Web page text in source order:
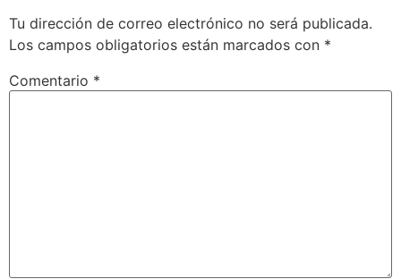
Tu dirección de correo electrónico no será publicada.
Los campos obligatorios están marcados con *
Comentario *